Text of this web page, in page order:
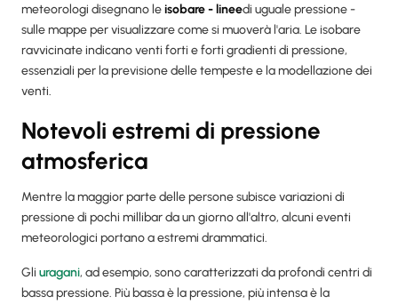
meteorologi disegnano leisobare - lineedi uguale pressione -
sulle mappe per visualizzare come si muoverà l'aria. Le isobare
ravvicinate indicano venti forti e forti gradienti di pressione,
essenziali per la previsione delle tempeste e la modellazione dei
venti.
Notevoli estremi di pressione
atmosferica
Mentre la maggior parte delle persone subisce variazioni di
pressione di pochi millibar da un giorno all'altro, alcuni eventi
meteorologici portano a estremi drammatici.
Gli uragani, ad esempio, sono caratterizzati da profondi centri di
bassa pressione. Più bassa è la pressione, più intensa è la